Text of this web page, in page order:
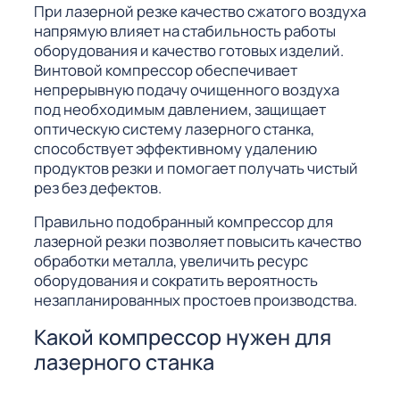
При лазерной резке качество сжатого воздуха
напрямую влияет на стабильность работы
оборудования и качество готовых изделий.
Винтовой компрессор обеспечивает
непрерывную подачу очищенного воздуха
под необходимым давлением, защищает
оптическую систему лазерного станка,
способствует эффективному удалению
продуктов резки и помогает получать чистый
рез без дефектов.
Правильно подобранный компрессор для
лазерной резки позволяет повысить качество
обработки металла, увеличить ресурс
оборудования и сократить вероятность
незапланированных простоев производства.
Какой компрессор нужен для
лазерного станка